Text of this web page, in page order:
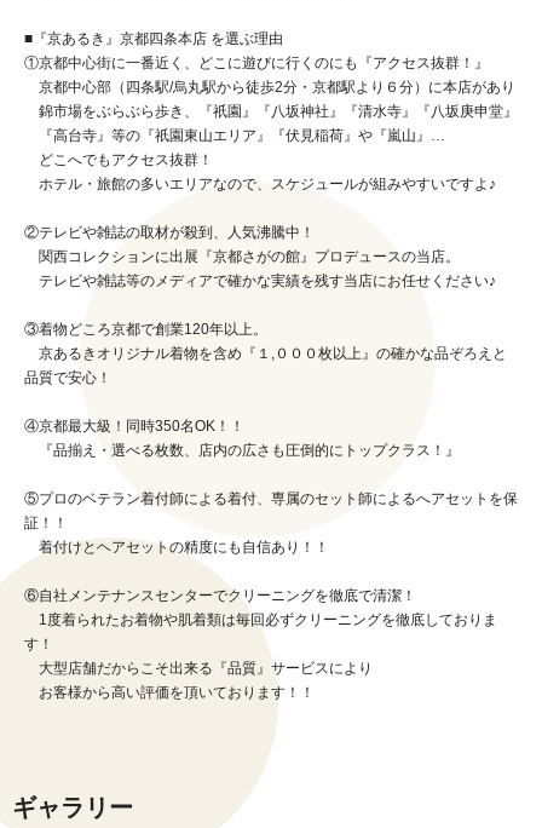
■『京あるき』京都四条本店 を選ぶ理由
①京都中心街に一番近く、どこに遊びに行くのにも『アクセス抜群！』
京都中心部（四条駅/烏丸駅から徒歩2分・京都駅より６分）に本店があり
錦市場をぶらぶら歩き、『祇園』『八坂神社』『清水寺』『八坂庚申堂』
『高台寺』等の『祇園東山エリア』『伏見稲荷』や『嵐山』…
どこへでもアクセス抜群！
ホテル・旅館の多いエリアなので、スケジュールが組みやすいですよ♪
②テレビや雑誌の取材が殺到、人気沸騰中！
関西コレクションに出展『京都さがの館』プロデュースの当店。
テレビや雑誌等のメディアで確かな実績を残す当店にお任せください♪
③着物どころ京都で創業120年以上。
京あるきオリジナル着物を含め『１,０００枚以上』の確かな品ぞろえと
品質で安心！
④京都最大級！同時350名OK！！
『品揃え・選べる枚数、店内の広さも圧倒的にトップクラス！』
⑤プロのベテラン着付師による着付、専属のセット師によるへアセットを保
証！！
着付けとヘアセットの精度にも自信あり！！
⑥自社メンテナンスセンターでクリーニングを徹底で清潔！
1度着られたお着物や肌着類は毎回必ずクリーニングを徹底しておりま
す！
大型店舗だからこそ出来る『品質』サービスにより
お客様から高い評価を頂いております！！
ギャラリー